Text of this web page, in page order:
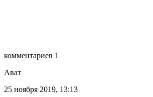
комментариев 1
Ават
25 ноября 2019, 13:13